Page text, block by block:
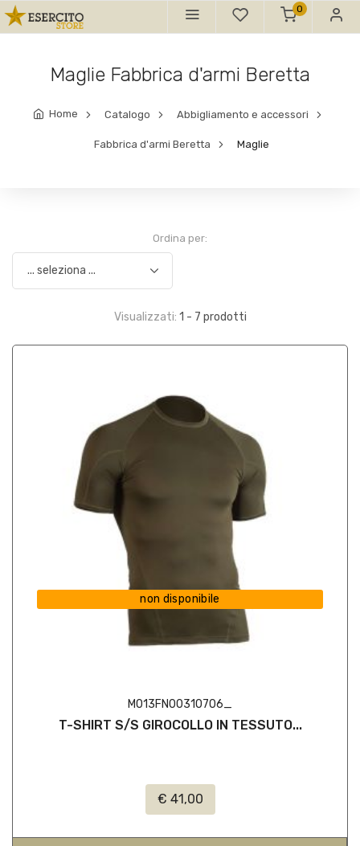
0
Maglie Fabbrica d'armi Beretta
Home Catalogo Abbigliamento e accessori
Fabbrica d'armi Beretta Maglie
Ordina per:
Visualizzati: 1 - 7 prodotti
non disponibile
M013FN00310706_
T-SHIRT S/S GIROCOLLO IN TESSUTO...
€ 41,00